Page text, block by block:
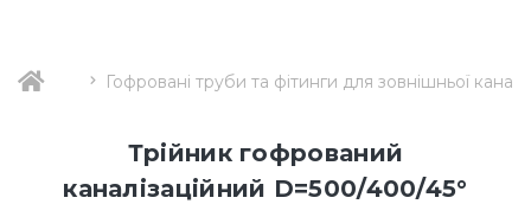
Гофровані труби та фітинги для зовнішньої
Трійник гофрований
каналізаційний D=500/400/45°